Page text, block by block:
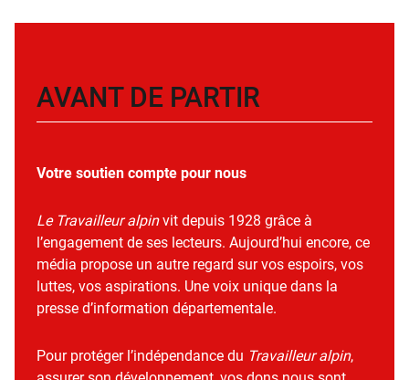
AVANT DE PARTIR
Votre soutien compte pour nous
Le Travailleur alpinvit depuis 1928 grâce à
l’engagement de ses lecteurs. Aujourd’hui encore, ce
média propose un autre regard sur vos espoirs, vos
luttes, vos aspirations. Une voix unique dans la
presse d’information départementale.
Pour protéger l’indépendance du Travailleur alpin,